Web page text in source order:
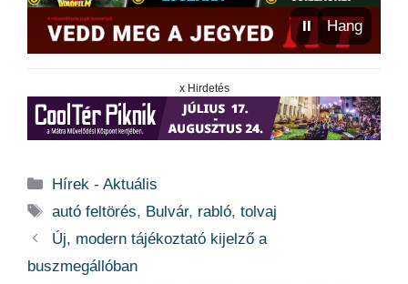
⏸ Hang
x Hirdetés
Kategória
Hírek - Aktuális
Címkék
autó feltörés, Bulvár, rabló,tolvaj
Új, modern tájékoztató kijelző a
buszmegállóban